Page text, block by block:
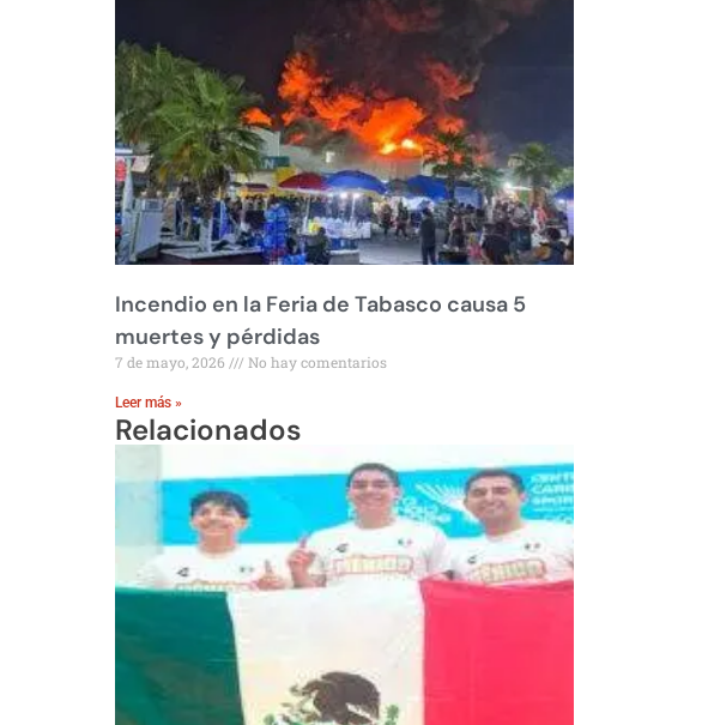
Incendio en la Feria de Tabasco causa 5
muertes y pérdidas
7 de mayo, 2026 No hay comentarios
Leer más »
Relacionados